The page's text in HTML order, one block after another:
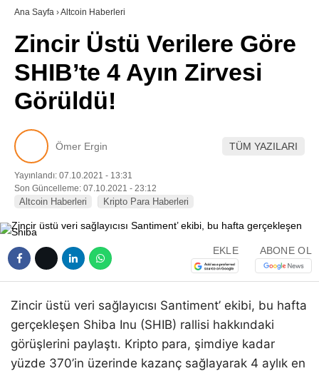
Youtube
TikTok
SÖZLÜK
Ana Sayfa ›Altcoin Haberleri
Zincir Üstü Verilere Göre
SHIB’te 4 Ayın Zirvesi
Görüldü!
Ömer Ergin TÜM YAZILARI
Yayınlandı: 07.10.2021 - 13:31
Son Güncelleme: 07.10.2021 - 23:12
Altcoin Haberleri Kripto Para Haberleri
EKLE ABONE OL
Zincir üstü veri sağlayıcısı Santiment’ ekibi, bu hafta
gerçekleşen Shiba Inu (SHIB) rallisi hakkındaki
görüşlerini paylaştı. Kripto para, şimdiye kadar
yüzde 370’in üzerinde kazanç sağlayarak 4 aylık en